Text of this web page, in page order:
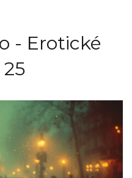
- Erotické